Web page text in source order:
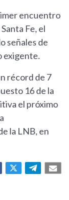
encuentro
Fe, el
señales de
exigente.
récord de 7
16 de la
el próximo
la LNB, en